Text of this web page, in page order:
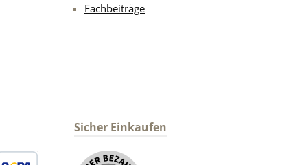
Fachbeiträge
Sicher Einkaufen